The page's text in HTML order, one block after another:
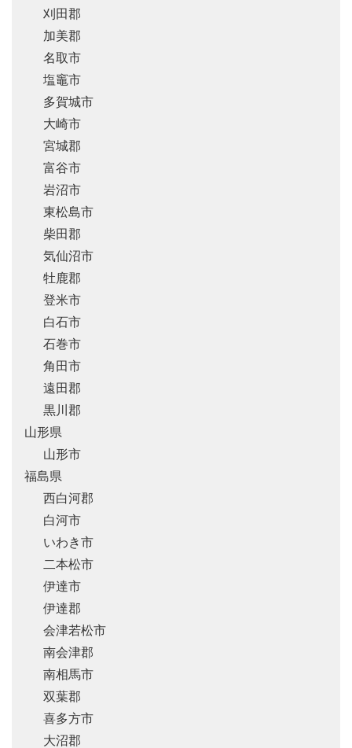
刈田郡
加美郡
名取市
塩竈市
多賀城市
大崎市
宮城郡
富谷市
岩沼市
東松島市
柴田郡
気仙沼市
牡鹿郡
登米市
白石市
石巻市
角田市
遠田郡
黒川郡
山形県
山形市
福島県
西白河郡
白河市
いわき市
二本松市
伊達市
伊達郡
会津若松市
南会津郡
南相馬市
双葉郡
喜多方市
大沼郡